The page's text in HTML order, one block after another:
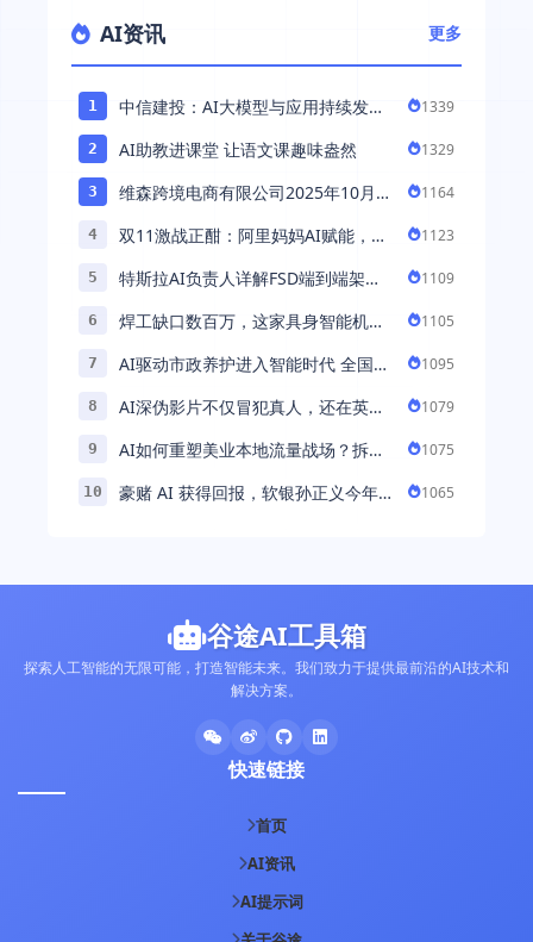
AI资讯 更多
1
中信建投：AI大模型与应用持续发展
1339
2 AI助教进课堂 让语文课趣味盎然 1329
3
维森跨境电商有限公司2025年10月落
1164
4
双11激战正酣：阿里妈妈AI赋能，助
1123
5
特斯拉AI负责人详解FSD端到端架
能 ...
1109
6
焊工缺口数百万，这家具身智能机器
1105
7
AI驱动市政养护进入智能时代 全国首
1095
8
AI深伪影片不仅冒犯真人，还在英国
1079
9
AI如何重塑美业本地流量战场？拆
1075
10
豪赌 AI 获得回报，软银孙正义今年财
1065
谷途AI工具箱
探索人工智能的无限可能，打造智能未来。我们致力于提供最前沿的AI技术和
解决方案。
快速链接
首页
AI资讯
AI提示词